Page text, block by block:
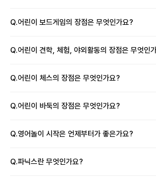
Q.어린이 보드게임의 장점은 무엇인가요?
Q.어린이 견학, 체험, 야외활동의 장점은 무엇인
Q.어린이 체스의 장점은 무엇인가요?
Q.어린이 바둑의 장점은 무엇인가요?
Q.영어놀이 시작은 언제부터가 좋은가요?
Q.파닉스란 무엇인가요?